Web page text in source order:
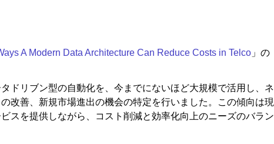
A Modern Data Architecture Can Reduce Costs in Telco 」の
ドリブン型の自動化を、今までにないほど大規模で活用し、ネ
改善、新規市場進出の機会の特定を行いました。この傾向は現
スを提供しながら、コスト削減と効率化向上のニーズのバラン